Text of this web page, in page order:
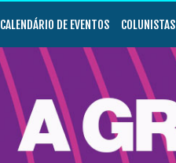
CALENDÁRIO DE EVENTOS COLUNISTAS